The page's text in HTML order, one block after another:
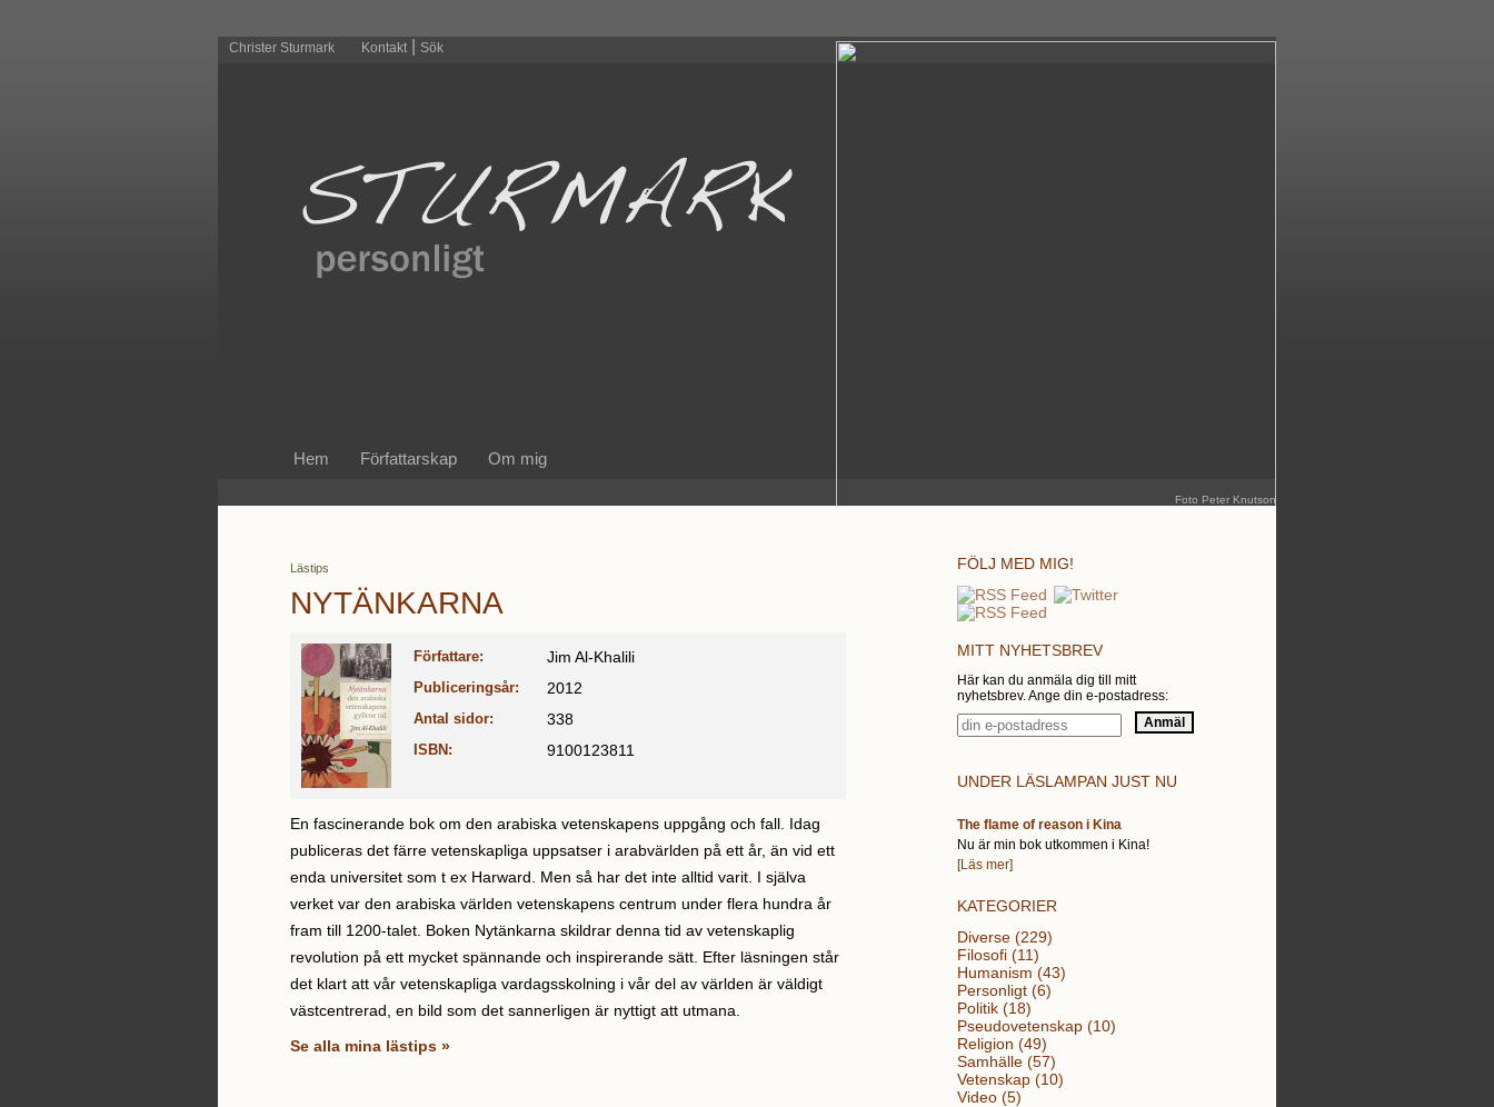
Christer Sturmark Kontakt| Sök
Foto Peter Knutson
Hem Författarskap Om mig
Lästips
NYTÄNKARNA
Författare: Jim Al-Khalili
Publiceringsår: 2012
Antal sidor: 338
ISBN: 9100123811
En fascinerande bok om den arabiska vetenskapens uppgång och fall. Idag
publiceras det färre vetenskapliga uppsatser i arabvärlden på ett år, än vid ett
enda universitet som t ex Harward. Men så har det inte alltid varit. I själva
verket var den arabiska världen vetenskapens centrum under flera hundra år
fram till 1200-talet. Boken Nytänkarna skildrar denna tid av vetenskaplig
revolution på ett mycket spännande och inspirerande sätt. Efter läsningen står
det klart att vår vetenskapliga vardagsskolning i vår del av världen är väldigt
västcentrerad, en bild som det sannerligen är nyttigt att utmana.
Se alla mina lästips »
FÖLJ MED MIG!
MITT NYHETSBREV
Här kan du anmäla dig till mitt
nyhetsbrev. Ange din e-postadress:
UNDER LÄSLAMPAN JUST NU
The flame of reason i Kina
Nu är min bok utkommen i Kina!
[Läs mer]
KATEGORIER
Diverse (229)
Filosofi (11)
Humanism (43)
Personligt (6)
Politik (18)
Pseudovetenskap (10)
Religion (49)
Samhälle (57)
Vetenskap (10)
Video (5)